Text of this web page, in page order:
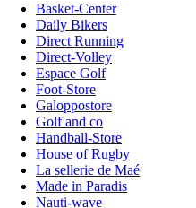
Basket-Center
Daily Bikers
Direct Running
Direct-Volley
Espace Golf
Foot-Store
Galoppostore
Golf and co
Handball-Store
House of Rugby
La sellerie de Maé
Made in Paradis
Nauti-wave